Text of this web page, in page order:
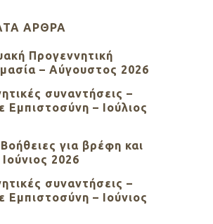
ΆΡΘΡΑ
Προγεννητική
– Αύγουστος 2026
συναντήσεις –
Εμπιστοσύνη – Ιούλιος
για βρέφη και
Ιούνιος 2026
συναντήσεις –
Εμπιστοσύνη – Ιούνιος